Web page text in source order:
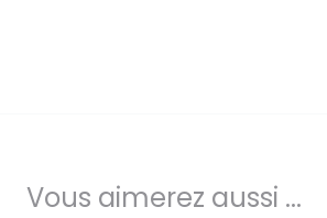
Vous aimerez aussi ...